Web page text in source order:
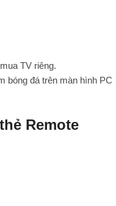
TV riêng.
bóng đá trên màn hình PC
Remote